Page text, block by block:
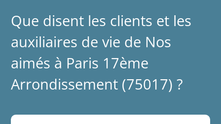
Que disent les clients et les
auxiliaires de vie de Nos
aimés à Paris 17ème
Arrondissement (75017) ?